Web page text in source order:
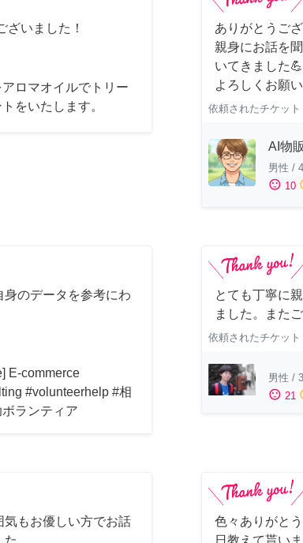
ざいました！
ロマオイルでトリー
をいたします。
ありがとうご
親身にお話を
いてきました
よろしくお願
依頼されたチケット
AI物販
男性 /
sentiment_satisfied 10
のデータを参考にわ
E-commerce
#volunteerhelp #相
ランティア
とても丁寧に
ました。また
依頼されたチケット
男性 /
sentiment_satisfied 21
もお優しい方でお話
色々ありがと